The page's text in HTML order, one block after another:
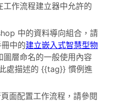
作流程建立器中允許的
中的資料導向組合，請
中的建立嵌入式智慧型物
圖層命名的一般使用內容
處描述的 {{tag}} 慣例進
面配置工作流程，請參閱